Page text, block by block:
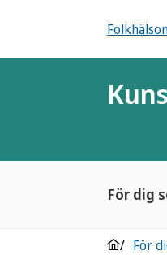
För dig
För